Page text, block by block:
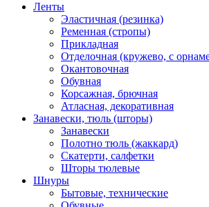
Ленты
Эластичная (резинка)
Ременная (стропы)
Прикладная
Отделочная (кружево, с
Окантовочная
Обувная
Корсажная, брючная
Атласная, декоративная
Занавески, тюль (шторы)
Занавески
Полотно тюль (жаккард)
Скатерти, салфетки
Шторы тюлевые
Шнуры
Бытовые, технические